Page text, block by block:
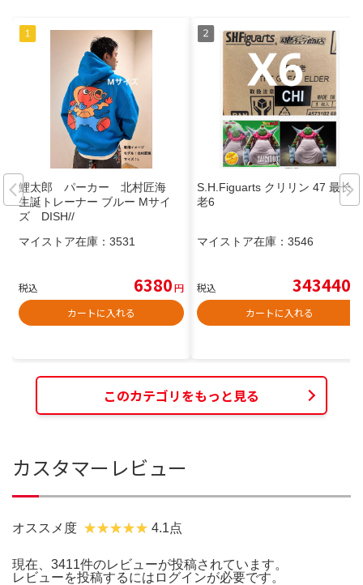
鯉太郎 パーカー 北村匠海
生誕トレーナー ブルー Mサイ
ズ DISH//
マイストア在庫： 3531
税込 6380円
カートに入れる
S.H.Figuarts クリリン 47 最长
老6
マイストア在庫： 3546
税込 343440
カートに入れる
このカテゴリをもっと見る
カスタマーレビュー
オススメ度 4.1点
現在、3411件のレビューが投稿されています。
レビューを投稿するには ログインが必要です。